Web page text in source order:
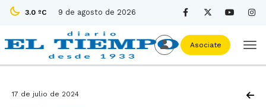
3.0 ºC 9 de agosto de 2026
Asociate
17 de julio de 2024